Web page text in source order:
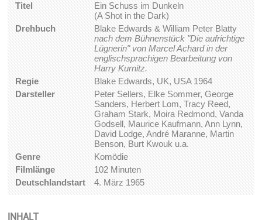
Titel
Ein Schuss im Dunkeln
(A Shot in the Dark)
Drehbuch
Blake Edwards & William Peter Blatty
nach dem Bühnenstück "Die aufrichtige
Lügnerin" von Marcel Achard in der
englischsprachigen Bearbeitung von
Harry Kurnitz.
Regie
Blake Edwards, UK, USA 1964
Darsteller
Peter Sellers, Elke Sommer, George
Sanders, Herbert Lom, Tracy Reed,
Graham Stark, Moira Redmond, Vanda
Godsell, Maurice Kaufmann, Ann Lynn,
David Lodge, André Maranne, Martin
Benson, Burt Kwouk u.a.
Genre
Komödie
Filmlänge
102 Minuten
Deutschlandstart
4. März 1965
INHALT